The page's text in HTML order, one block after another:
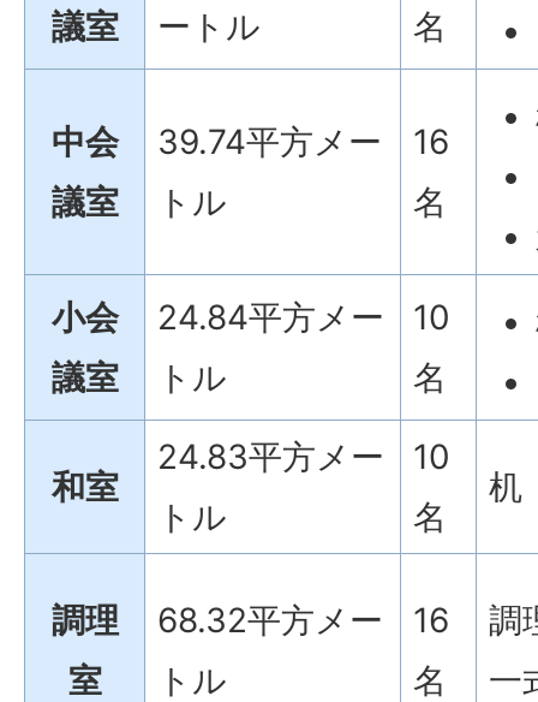
議室
ートル
名
中会
議室
39.74平方メー
トル
16
名
小会
議室
24.84平方メー
トル
10
名
和室
24.83平方メー
トル
10
名
机
調理
室
68.32平方メー
トル
16
名
調
一